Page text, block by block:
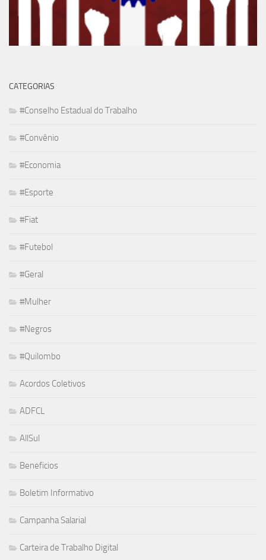
CATEGORIAS
#Conselho Estadual do Trabalho
#Convênio
#Economia
#Esporte
#Fiat
#Futebol
#Geral
#Mulher
#Negros
#Quilombo
Acordos Coletivos
ADFCL
AllSul
Beneficios
Boletim Informativo
Campanha Salarial
Carteira de Trabalho Digital